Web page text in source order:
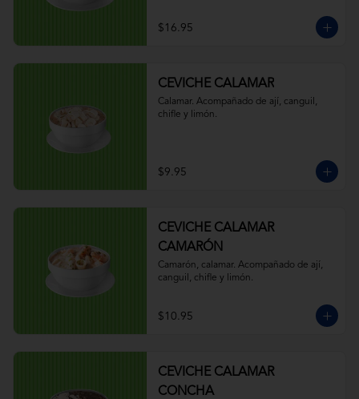
$16.95
CEVICHE CALAMAR
Calamar. Acompañado de ají, canguil,
chifle y limón.
$9.95
CEVICHE CALAMAR
CAMARÓN
Camarón, calamar. Acompañado de ají,
canguil, chifle y limón.
$10.95
CEVICHE CALAMAR
CONCHA